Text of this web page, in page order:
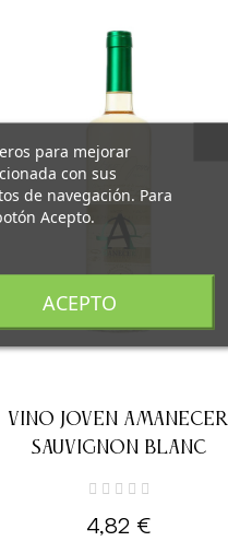
VINO JOVEN AMANECER
SAUVIGNON BLANC
4,82 €
para mejorar
con sus
de navegación. Para
Acepto.
ACEPTO